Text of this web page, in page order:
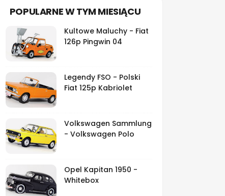
POPULARNE W TYM MIESIĄCU
Kultowe Maluchy - Fiat
126p Pingwin 04
Legendy FSO - Polski
Fiat 125p Kabriolet
Volkswagen Sammlung
- Volkswagen Polo
Opel Kapitan 1950 -
Whitebox